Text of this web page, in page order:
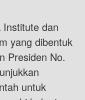
Institute dan
yang dibentuk
Presiden No.
untuk